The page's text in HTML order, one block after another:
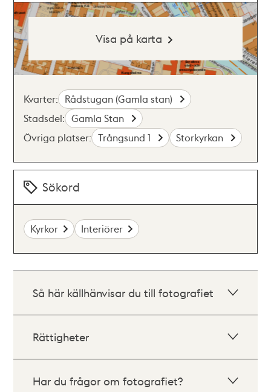
Visa på karta
Kvarter: Rådstugan (Gamla stan)
Stadsdel: Gamla Stan
Övriga platser: Trångsund 1 Storkyrkan
Sökord
Kyrkor Interiörer
Så här källhänvisar du till fotografiet
Rättigheter
Har du frågor om fotografiet?